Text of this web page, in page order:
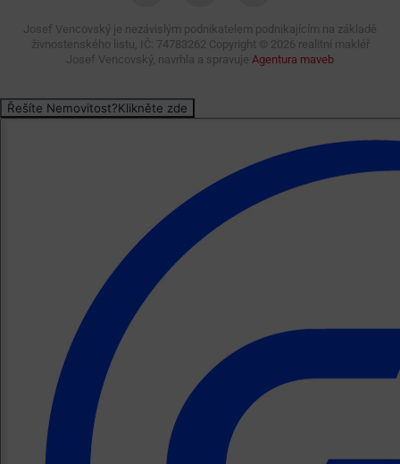
Josef Vencovský je nezávislým podnikatelem podnikajícím na základě
živnostenského listu, IČ: 74783262 Copyright © 2026 realitní makléř
Josef Vencovský, navrhla a spravuje Agentura maveb